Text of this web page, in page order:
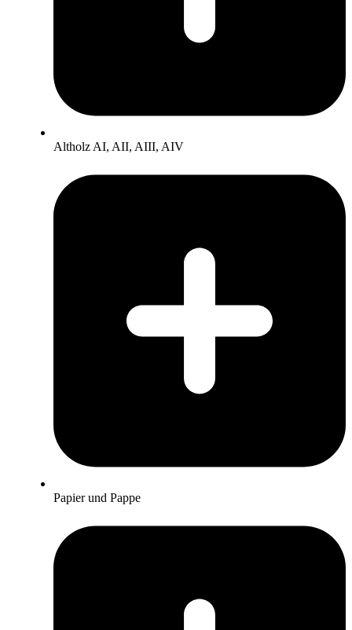
Altholz AI, AII, AIII, AIV
Papier und Pappe